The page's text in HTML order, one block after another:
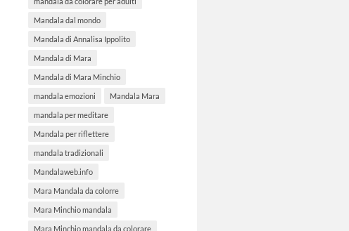
Mandala dal mondo
Mandala di Annalisa Ippolito
Mandala di Mara
Mandala di Mara Minchio
mandala emozioni Mandala Mara
mandala per meditare
Mandala per riflettere
mandala tradizionali
Mandalaweb.info
Mara Mandala da colorre
Mara Minchio mandala
Mara Minchio mandala da colorare